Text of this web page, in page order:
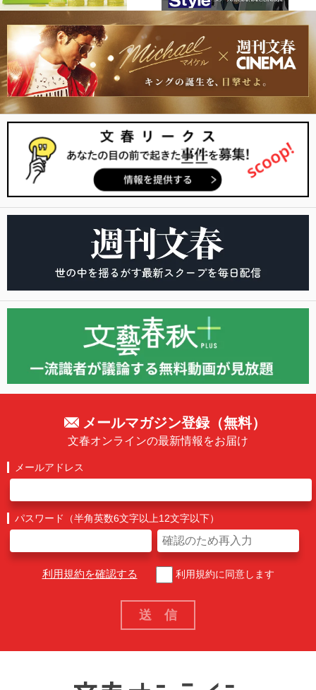
メールマガジン登録（無料）
文春オンラインの最新情報をお届け
メールアドレス
パスワード（半角英数6文字以上12文字以下）
利用規約を確認する 利用規約に同意します